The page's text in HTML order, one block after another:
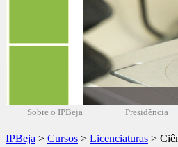
Sobre o IPBeja Presidência
IPBeja > Cursos > Licenciaturas >